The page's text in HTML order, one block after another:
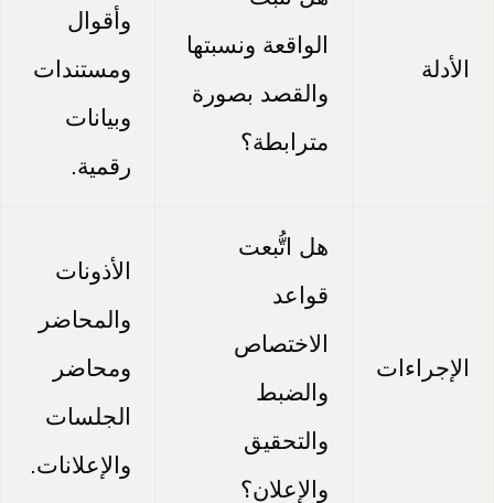
الأدلة
الواقعة ونسبتها
والقصد بصورة
مترابطة؟
وأقوال
ومستندات
وبيانات
رقمية.
الإجراءات
هل اتُّبعت
قواعد
الاختصاص
والضبط
والتحقيق
والإعلان؟
الأذونات
والمحاضر
ومحاضر
الجلسات
والإعلانات.